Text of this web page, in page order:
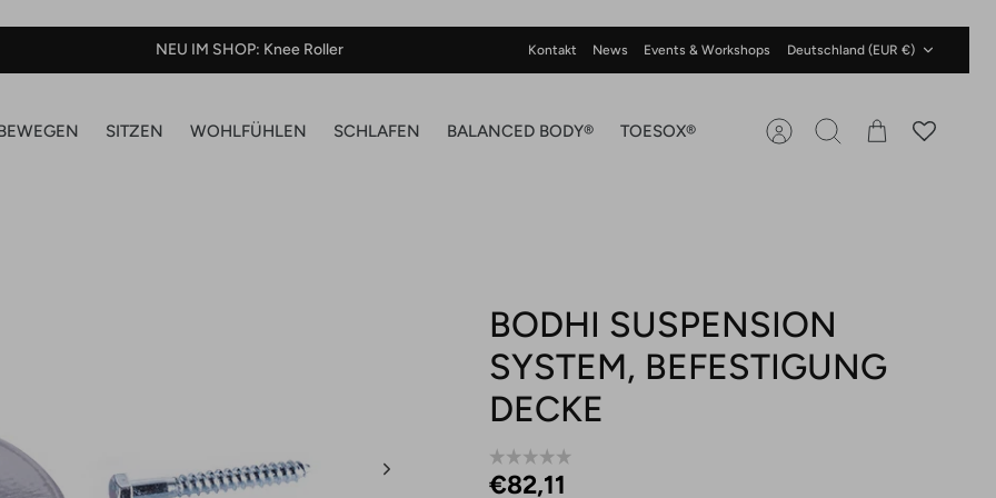
NEU IM SHOP: Knee Roller Kontakt News Events & Workshops Deutschland (EUR €)
SITZEN WOHLFÜHLEN SCHLAFEN BALANCED BODY® TOESOX® AccountSuchenWarenkorb
BODHI SUSPENSION
SYSTEM, BEFESTIGUNG
DECKE
€82,11 ‎